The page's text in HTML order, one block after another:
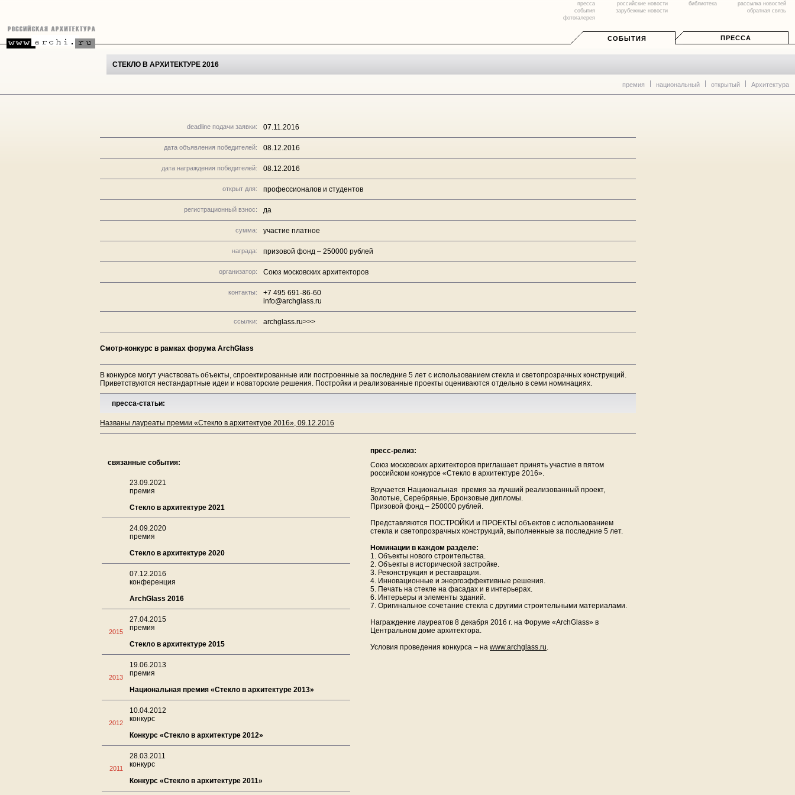
пресса
события
фотогалерея
российские новости
зарубежные новости
библиотека
рассылка новостей
обратная связь
СОБЫТИЯ ПРЕССА
СТЕКЛО В АРХИТЕКТУРЕ 2016
премия национальный открытый Архитектура
deadline подачи заявки: 07.11.2016
дата объявления победителей: 08.12.2016
дата награждения победителей: 08.12.2016
открыт для: профессионалов и студентов
регистрационный взнос: да
сумма: участие платное
награда: призовой фонд – 250000 рублей
организатор: Союз московских архитекторов
контакты:
+7 495 691-86-60
info@archglass.ru
ссылки: archglass.ru>>>
Смотр-конкурс в рамках форума ArchGlass
В конкурсе могут участвовать объекты, спроектированные или построенные за последние 5 лет с использованием стекла и светопрозрачных конструкций.
Приветствуются нестандартные идеи и новаторские решения. Постройки и реализованные проекты оцениваются отдельно в семи номинациях.
пресса-статьи:
Названы лауреаты премии «Стекло в архитектуре 2016», 09.12.2016
связанные события:
23.09.2021
премия
Стекло в архитектуре 2021
24.09.2020
премия
Стекло в архитектуре 2020
07.12.2016
конференция
ArchGlass 2016
2015
27.04.2015
премия
Стекло в архитектуре 2015
2013
19.06.2013
премия
Национальная премия «Стекло в архитектуре 2013»
2012
10.04.2012
конкурс
Конкурс «Стекло в архитектуре 2012»
2011
28.03.2011
конкурс
Конкурс «Стекло в архитектуре 2011»
пресс-релиз:
Союз московских архитекторов приглашает принять участие в пятом
российском конкурсе «Стекло в архитектуре 2016».
Вручается Национальная премия за лучший реализованный проект,
Золотые, Серебряные, Бронзовые дипломы.
Призовой фонд – 250000 рублей.
Представляются ПОСТРОЙКИ и ПРОЕКТЫ объектов с использованием
стекла и светопрозрачных конструкций, выполненные за последние 5 лет.
Номинации в каждом разделе:
1. Объекты нового строительства.
2. Объекты в исторической застройке.
3. Реконструкция и реставрация.
4. Инновационные и энергоэффективные решения.
5. Печать на стекле на фасадах и в интерьерах.
6. Интерьеры и элементы зданий.
7. Оригинальное сочетание стекла с другими строительными материалами.
Награждение лауреатов 8 декабря 2016 г. на Форуме «ArchGlass» в
Центральном доме архитектора.
Условия проведения конкурса – на www.аrchglass.ru.